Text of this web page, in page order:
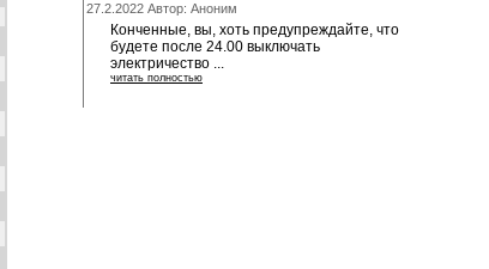
27.2.2022 Автор: Аноним
Конченные, вы, хоть предупреждайте, что
будете после 24.00 выключать
электричество ...
читать полностью